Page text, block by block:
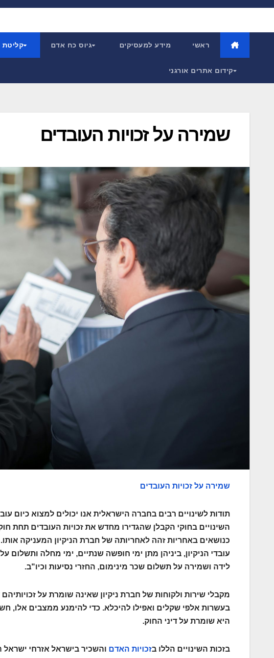
Skip
ראשי מידע למעסיקים גיוס כח אדם קליטת
קידום אתרים אורגני
שמירה על זכויות העובדים
שמירה על זכויות העובדים
תודות לשינויים רבים בחברה הישראלית אנו יכולים למצוא כיום
השינויים בחוקי הקבלן שהגדירו מחדש את זכויות העובדים תחת
כנושאים באחריות זהה לאחריותה של חברת הניקיון המעניקה
עובדי הניקיון, ביניהן מתן ימי חופשה שנתיים, ימי מחלה ותשלום
לידה ושמירה על תשלום שכר מינימום, החזרי נסיעות וכיו"ב.
מקבלי שירות ולקוחות של חברת ניקיון שאינה שומרת על
בעשרות אלפי שקלים ואפילו להיכלא. כדי להימנע ממצבים אלו,
היא שומרת על דיני החוק.
בזכות השינויים הללו בזכויות האדם והשכיר בישראל אזרחי ישראל